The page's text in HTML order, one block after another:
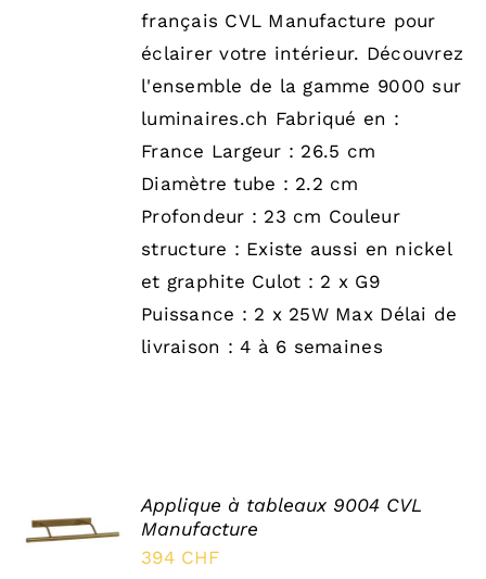
français CVL Manufacture pour
éclairer votre intérieur. Découvrez
l'ensemble de la gamme 9000 sur
luminaires.ch Fabriqué en :
France Largeur : 26.5 cm
Diamètre tube : 2.2 cm
Profondeur : 23 cm Couleur
structure : Existe aussi en nickel
et graphite Culot : 2 x G9
Puissance : 2 x 25W Max Délai de
livraison : 4 à 6 semaines
OPTIONS
Applique à tableaux 9004 CVL
Manufacture
394 CHF